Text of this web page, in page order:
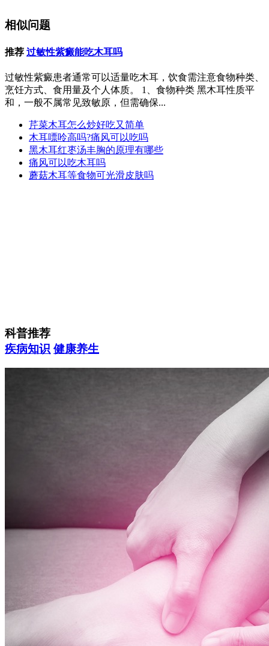
相似问题
推荐 过敏性紫癜能吃木耳吗
过敏性紫癜患者通常可以适量吃木耳，饮食需注意食物种类、
烹饪方式、食用量及个人体质。 1、食物种类 黑木耳性质平
和，一般不属常见致敏原，但需确保...
芹菜木耳怎么炒好吃又简单
木耳嘌呤高吗?痛风可以吃吗
黑木耳红枣汤丰胸的原理有哪些
痛风可以吃木耳吗
蘑菇木耳等食物可光滑皮肤吗
科普推荐
疾病知识 健康养生